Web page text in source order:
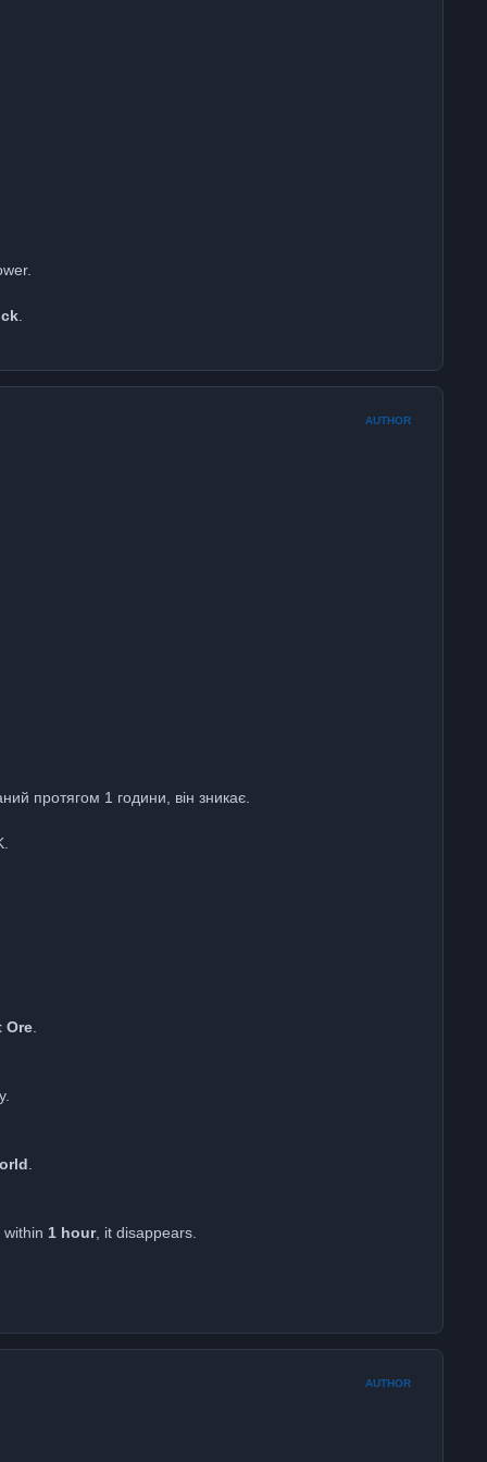
AUTHOR
протягом 1 години, він зникає.
Ore
1 hour, it disappears.
AUTHOR